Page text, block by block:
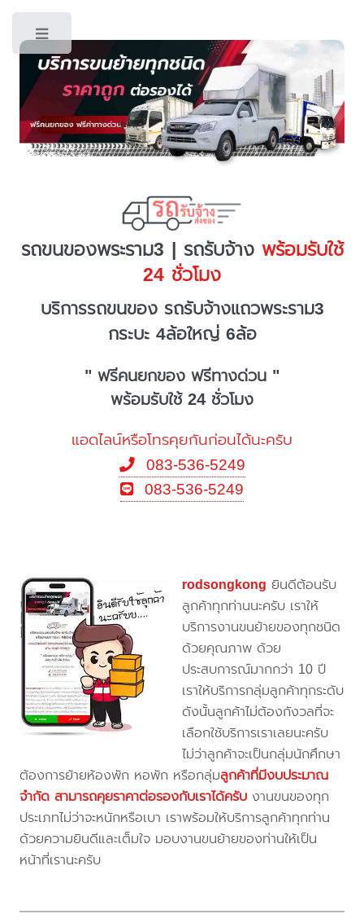
รถขนของพระราม3 | รถรับจ้างพร้อมรับใช้
24 ชั่วโมง
บริการรถขนของ รถรับจ้างแถวพระราม3
กระบะ 4ล้อใหญ่ 6ล้อ
" ฟรีคนยกของ ฟรีทางด่วน "
พร้อมรับใช้ 24 ชั่วโมง
แอดไลน์หรือโทรคุยกันก่อนได้นะครับ
083-536-5249
083-536-5249
rodsongkong ยินดีต้อนรับ
ลูกค้าทุกท่านนะครับ เราให้
บริการงานขนย้ายของทุกชนิด
ด้วยคุณภาพ ด้วย
ประสบการณ์มากกว่า 10 ปี
เราให้บริการกลุ่มลูกค้าทุกระดับ
ดังนั้นลูกค้าไม่ต้องกังวลที่จะ
เลือกใช้บริการเราเลยนะครับ
ไม่ว่าลูกค้าจะเป็นกลุ่มนักศึกษา
ต้องการย้ายห้องพัก หอพัก หรือกลุ่มลูกค้าที่มีงบประมาณ
จำกัด สามารถคุยราคาต่อรองกับเราได้ครับ งานขนของทุก
ประเภทไม่ว่าจะหนักหรือเบา เราพร้อมให้บริการลูกค้าทุกท่าน
ด้วยความยินดีและเต็มใจ มอบงานขนย้ายของท่านให้เป็น
หน้าที่เรานะครับ
Toggle